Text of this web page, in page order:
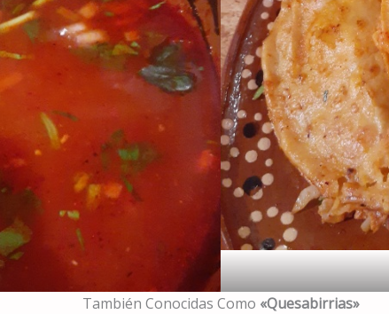
También Conocidas Como «Quesabirrias»